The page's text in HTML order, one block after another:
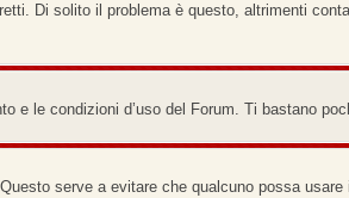
Di solito il problema è questo, altrimenti
e le condizioni d’uso del Forum. Ti bastano
serve a evitare che qualcuno possa